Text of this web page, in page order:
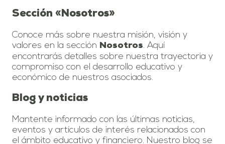
Sección «Nosotros»
Conoce más sobre nuestra misión, visión y
valores en la sección Nosotros. Aquí
encontrarás detalles sobre nuestra trayectoria y
compromiso con el desarrollo educativo y
económico de nuestros asociados.
Blog y noticias
Mantente informado con las últimas noticias,
eventos y artículos de interés relacionados con
el ámbito educativo y financiero. Nuestro blog se